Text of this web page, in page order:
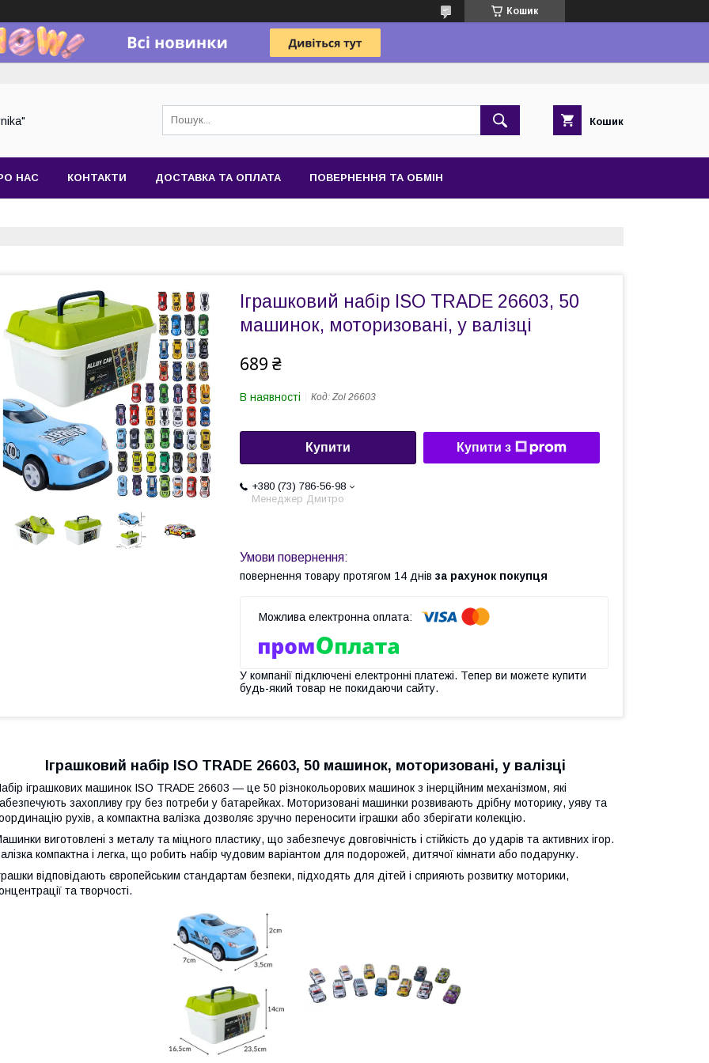
Кошик
Кошик
НАС КОНТАКТИ ДОСТАВКА ТА ОПЛАТА ПОВЕРНЕННЯ ТА ОБМІН
Іграшковий набір ISO TRADE 26603, 50
машинок, моторизовані, у валізці
689 ₴
В наявності Код: Zol 26603
Купити Купити з
+380 (73) 786-56-98
Менеджер Дмитро
повернення товару протягом 14 днів за рахунок покупця
У компанії підключені електронні платежі. Тепер ви можете купити
будь-який товар не покидаючи сайту.
Іграшковий набір ISO TRADE 26603, 50 машинок, моторизовані, у валізці
іграшкових машинок ISO TRADE 26603 — це 50 різнокольорових машинок з інерційним механізмом, які
захопливу гру без потреби у батарейках. Моторизовані машинки розвивають дрібну моторику, уяву та
рухів, а компактна валізка дозволяє зручно переносити іграшки або зберігати колекцію.
виготовлені з металу та міцного пластику, що забезпечує довговічність і стійкість до ударів та активних ігор.
компактна і легка, що робить набір чудовим варіантом для подорожей, дитячої кімнати або подарунку.
відповідають європейським стандартам безпеки, підходять для дітей і сприяють розвитку моторики,
та творчості.